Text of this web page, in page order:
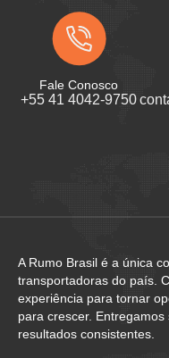
Fale Conosco
+55 41 4042-9750
A Rumo Brasil é a única
transportadoras do país.
experiência para tornar
para crescer.
resultados consistentes.